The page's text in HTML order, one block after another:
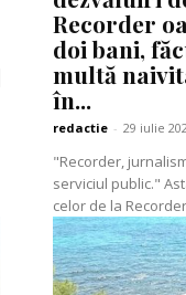
Recorder
doi bani,
multă
în...
redactie - 29 iulie
"Recorder,
serviciul public."
celor de la